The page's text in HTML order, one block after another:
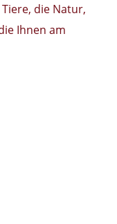
die Natur,
Ihnen am